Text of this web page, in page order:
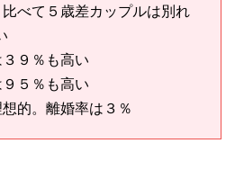
べて５歳差カップルは別れ
９％も高い
５％も高い
的。離婚率は３％